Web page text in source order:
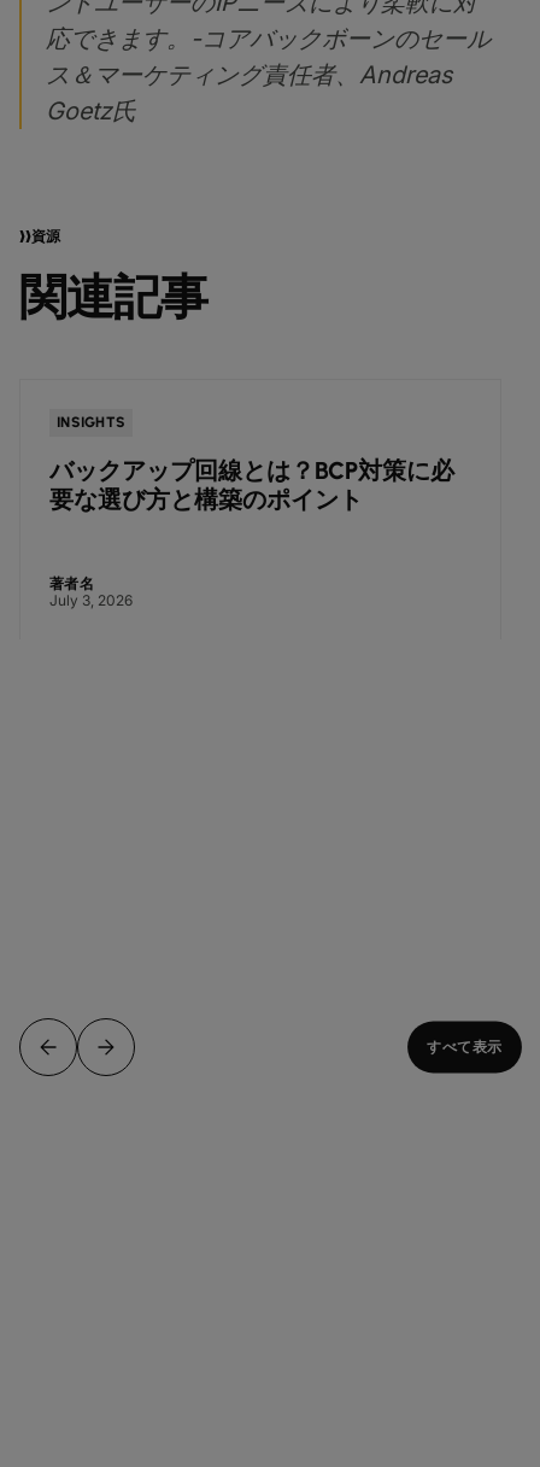
応できます。-コアバックボーンのセール
ス＆マーケティング責任者、Andreas
Goetz氏
資源
関連記事
INSIGHTS
バックアップ回線とは？BCP対策に必
要な選び方と構築のポイント
著者名
July 3, 2026
すべて表示